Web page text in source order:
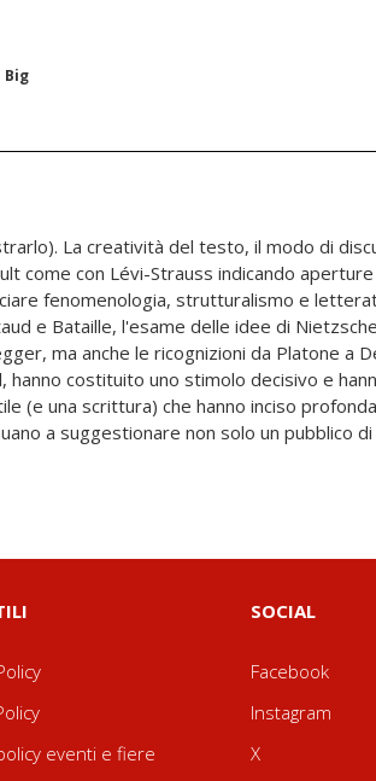
Big
a suggestionare non solo un pubblico
eventi e fiere
SOCIAL
Facebook
Instagram
X